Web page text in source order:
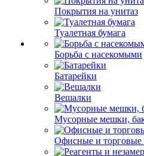
Покрытия на унитаз
Туалетная бумага
Борьба с насекомыми
Батарейки
Вешалки
Мусорные мешки,
Офисные и торговые